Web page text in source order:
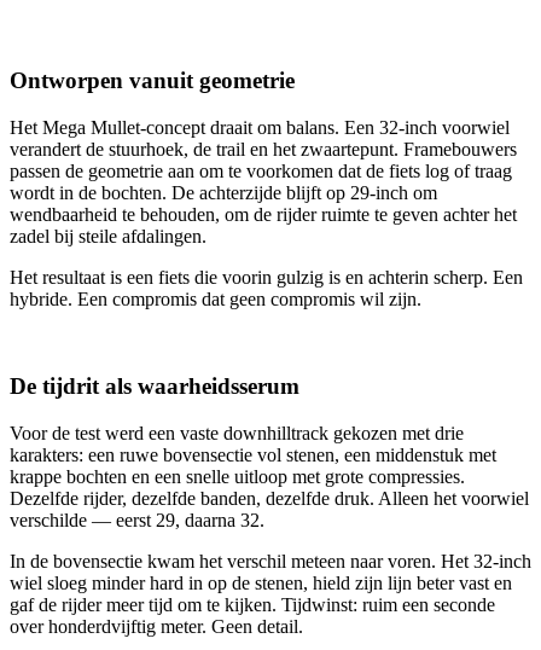
Ontworpen vanuit geometrie
Het Mega Mullet-concept draait om balans. Een 32-inch voorwiel
verandert de stuurhoek, de trail en het zwaartepunt. Frame­bouwers
passen de geometrie aan om te voorkomen dat de fiets log of traag
wordt in de bochten. De achterzijde blijft op 29-inch om
wendbaarheid te behouden, om de rijder ruimte te geven achter het
zadel bij steile afdalingen.
Het resultaat is een fiets die voorin gulzig is en achterin scherp. Een
hybride. Een compromis dat geen compromis wil zijn.
De tijdrit als waarheidsserum
Voor de test werd een vaste downhilltrack gekozen met drie
karakters: een ruwe bovensectie vol stenen, een middenstuk met
krappe bochten en een snelle uitloop met grote compressies.
Dezelfde rijder, dezelfde banden, dezelfde druk. Alleen het voorwiel
verschilde — eerst 29, daarna 32.
In de bovensectie kwam het verschil meteen naar voren. Het 32-inch
wiel sloeg minder hard in op de stenen, hield zijn lijn beter vast en
gaf de rijder meer tijd om te kijken. Tijdwinst: ruim een seconde
over honderdvijftig meter. Geen detail.